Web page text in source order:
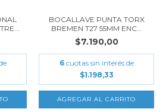
BOCALLAVE PUNTA TORX
BREMEN T27 55MM ENC...
$7.190,00
6 cuotas sin interés de
$1.198,33